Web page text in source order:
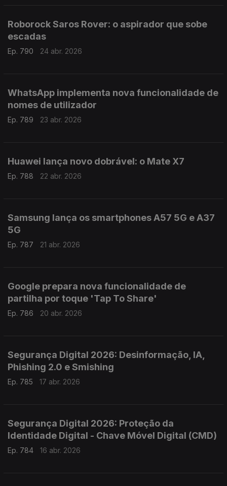
Roborock Saros Rover: o aspirador que sobe
escadas
Ep. 790 24 abr. 2026
WhatsApp implementa nova funcionalidade de
nomes de utilizador
Ep. 789 23 abr. 2026
Huawei lança novo dobrável: o Mate X7
Ep. 788 22 abr. 2026
Samsung lança os smartphones A57 5G e A37
5G
Ep. 787 21 abr. 2026
Google prepara nova funcionalidade de
partilha por toque 'Tap To Share'
Ep. 786 20 abr. 2026
Segurança Digital 2026: Desinformação, IA,
Phishing 2.0 e Smishing
Ep. 785 17 abr. 2026
Segurança Digital 2026: Proteção da
Identidade Digital - Chave Móvel Digital (CMD)
Ep. 784 16 abr. 2026